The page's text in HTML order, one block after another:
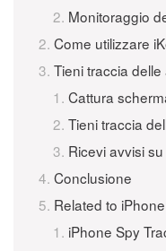
Monitoraggio
Come utilizzare
Tieni traccia delle attività
Cattura
Tieni traccia delle sequenze
Ricevi avvisi
Conclusione
Related to iPhone Spy
iPhone Spy